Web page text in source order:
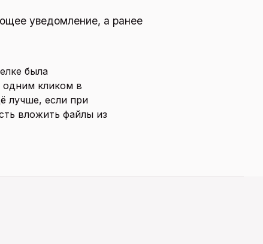
уведомление, а ранее
была
одним кликом в
лучше, если при
вложить файлы из